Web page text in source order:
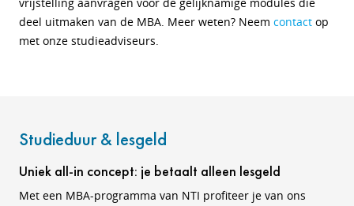
deel uitmaken van de MBA. Meer weten? Neem contact op
met onze studieadviseurs.
Studieduur & lesgeld
Uniek all-in concept: je betaalt alleen lesgeld
Met een MBA-programma van NTI profiteer je van ons